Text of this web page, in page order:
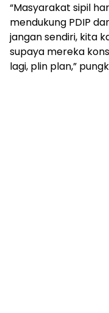
“Masyarakat sipil
mendukung PDIP
jangan sendiri, kita
supaya mereka
lagi, plin plan,”